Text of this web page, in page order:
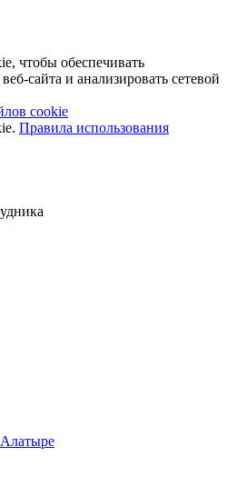
чтобы обеспечивать
сайта и анализировать сетевой
cookie
Правила использования